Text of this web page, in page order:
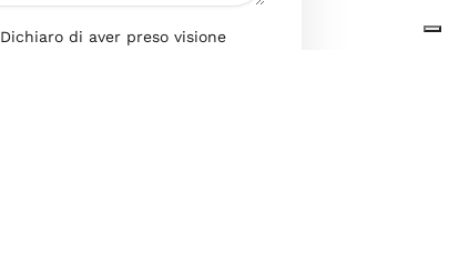
Dichiaro di aver preso visione